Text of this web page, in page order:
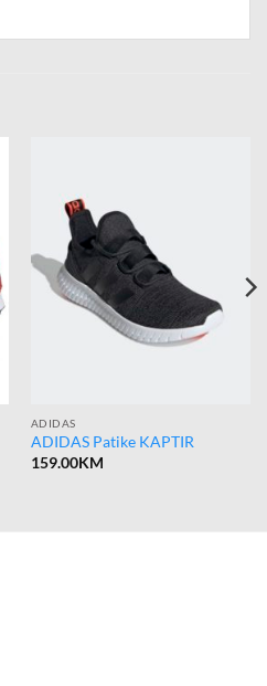
ADIDAS
ADIDAS Patike KAPTIR
159.00KM